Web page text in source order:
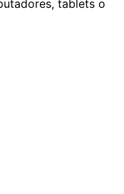
tablets o